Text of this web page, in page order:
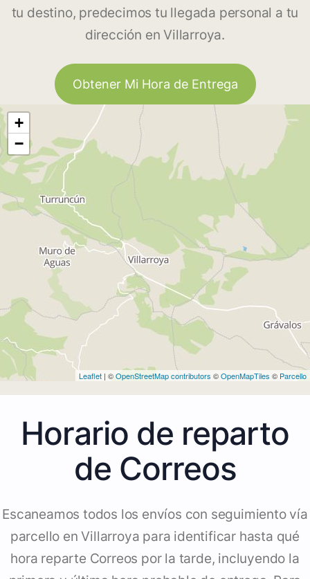
tu destino, predecimos tu llegada personal a tu
dirección en Villarroya.
Obtener Mi Hora de Entrega
+
−
Leaflet | ©OpenStreetMap contributors ©OpenMapTiles © Parcello
Horario de reparto
de Correos
Escaneamos todos los envíos con seguimiento vía
parcello en Villarroya para identificar hasta qué
hora reparte Correos por la tarde, incluyendo la